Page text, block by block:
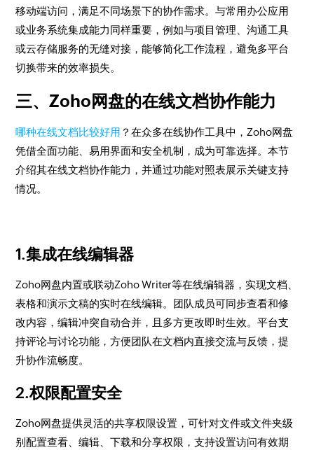
移动端访问，满足不同场景下的协作需求。与常用办公应用
或业务系统集成能力同样重要，例如与项目管理、沟通工具
或云存储服务的无缝对接，能够简化工作流程，避免多平台
切换带来的效率损失。
三、Zoho网盘的在线文档协作能力
哪种在线文档比较好用 ？在众多在线协作工具中，Zoho网盘
凭借全面功能、易用界面和安全机制，成为可靠选择。本节
介绍其在线文档协作能力，并通过功能对照表展示关键支持
情况。
1.集成在线编辑器
Zoho网盘内置或联动Zoho Writer等在线编辑器，实现文档、
表格和演示文稿的实时在线编辑。团队成员可同步查看和修
改内容，编辑冲突自动合并，且多方更改即时生效。平台支
持评论与讨论功能，方便团队在文档内直接交流与反馈，提
升协作流畅度。
2.权限配置安全
Zoho网盘提供灵活的共享权限设置，可针对文件或文件夹级
别配置查看、编辑、下载和分享权限，支持设置访问有效期